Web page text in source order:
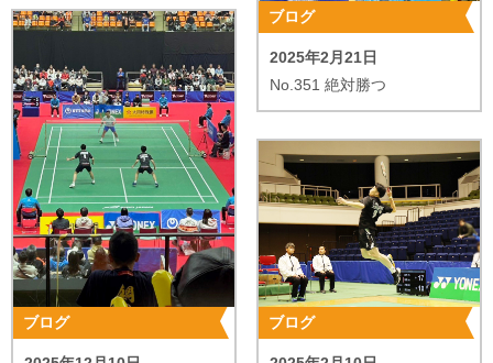
Q 試合前のモチベーションの上げ方
A 格闘技の試合を見る
Q 厳しい状況の時、勝つために何を考えるか
A 開き直る
ブログ
2025年2月21日
No.351 絶対勝つ
ブログ ブログ